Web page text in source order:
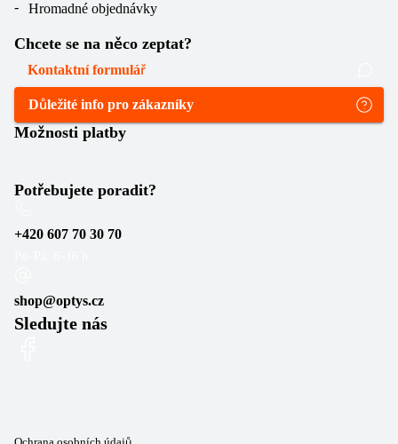
Hromadné objednávky
Chcete se na něco zeptat?
Kontaktní formulář
Důležité info pro zákazníky
Možnosti platby
Potřebujete poradit?
+420 607 70 30 70
shop@optys.cz
Sledujte nás